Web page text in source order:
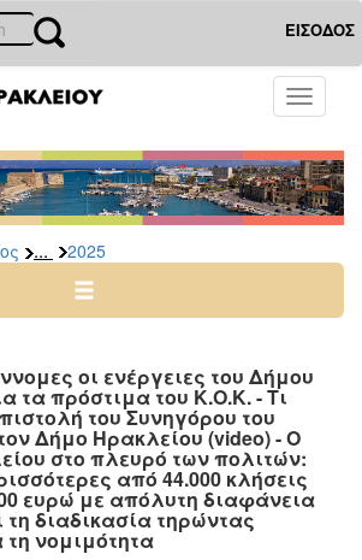
ΕΙΣΟΔΟΣ
Toggle
... 2025
οι ενέργειες του Δήμου
τα πρόστιμα του Κ.Ο.Κ. - Τι
του Συνηγόρου του
Δήμο Ηρακλείου (video) - Ο
στο πλευρό των πολιτών:
από 44.000 κλήσεις
ευρώ με απόλυτη διαφάνεια
τη διαδικασία τηρώντας
νομιμότητα